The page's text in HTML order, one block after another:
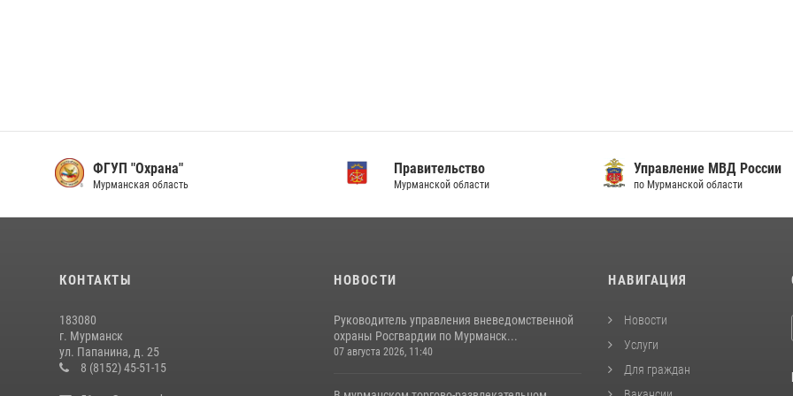
ФГУП "Охрана"
Мурманская область
Правительство
Мурманской области
Управление МВД России
по Мурманской области
КОНТАКТЫ
183080
г. Мурманск
ул. Папанина, д. 25
8 (8152) 45-51-15
НОВОСТИ
Руководитель управления вневедомственной
охраны Росгвардии по Мурманск...
07 августа 2026, 11:40
НАВИГАЦИЯ
Новости
Услуги
Для граждан